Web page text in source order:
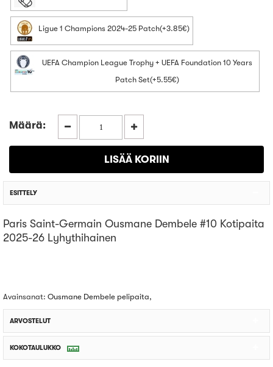
Ligue 1 Champions 2024-25 Patch(+3.85€)
UEFA Champion League Trophy + UEFA Foundation 10 Years
Patch Set(+5.55€)
Määrä:
ESITTELY
Paris Saint-Germain Ousmane Dembele #10 Kotipaita
2025-26 Lyhythihainen
Avainsanat: Ousmane Dembele pelipaita,
ARVOSTELUT
KOKOTAULUKKO